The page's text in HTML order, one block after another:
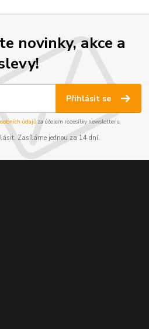
novinky, akce a
Přihlásit se
údajůza účelem rozesílky newsletteru.
Zasíláme jednou za 14 dní.